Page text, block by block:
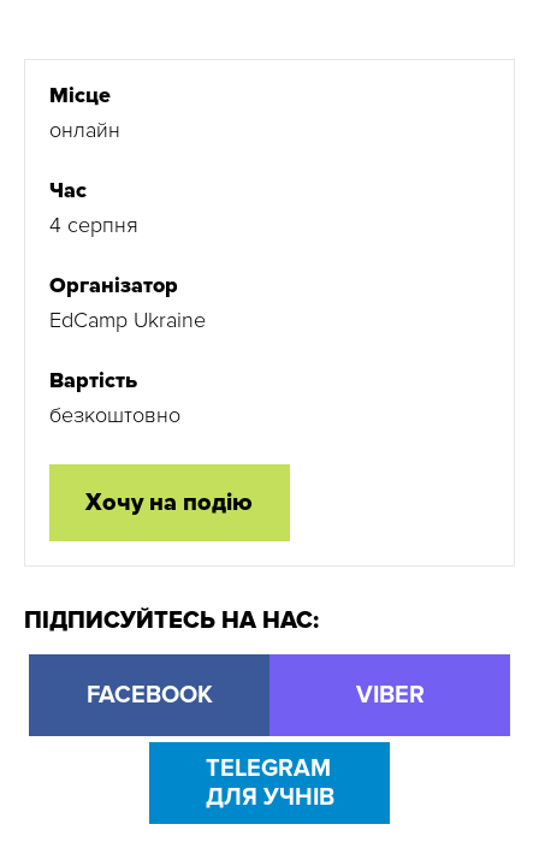
Місце
онлайн
Час
4 серпня
Організатор
EdCamp Ukraine
Вартість
безкоштовно
Хочу на подію
ПІДПИСУЙТЕСЬ НА НАС:
FACEBOOK VIBER
TELEGRAM
ДЛЯ УЧНІВ